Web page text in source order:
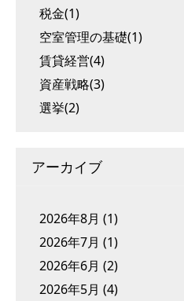
税金(1)
空室管理の基礎(1)
賃貸経営(4)
資産戦略(3)
選挙(2)
アーカイブ
2026年8月 (1)
2026年7月 (1)
2026年6月 (2)
2026年5月 (4)